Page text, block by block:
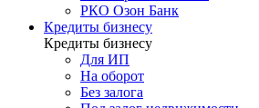
РКО Озон Банк
Кредиты бизнесу
Кредиты бизнесу
Для ИП
На оборот
Без залога